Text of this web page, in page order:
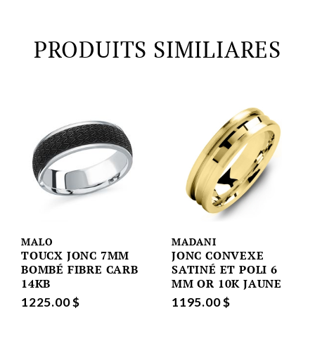
PRODUITS SIMILIARES
MALO
TOUCX JONC 7MM
BOMBÉ FIBRE CARB
14KB
1225.00 $
MADANI
JONC CONVEXE
SATINÉ ET POLI 6
MM OR 10K JAUNE
1195.00 $